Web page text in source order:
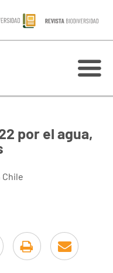
por el agua,
Chile